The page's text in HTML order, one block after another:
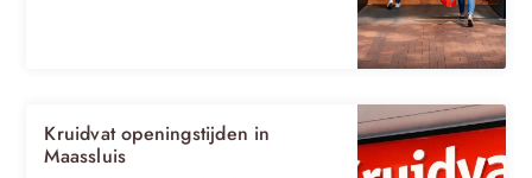
Kruidvat openingstijden in
Maassluis